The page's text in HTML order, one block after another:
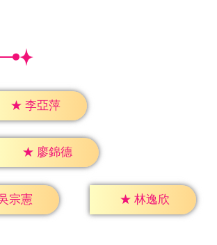
★ 李亞萍
★ 廖錦德
宗憲 ★ 林逸欣